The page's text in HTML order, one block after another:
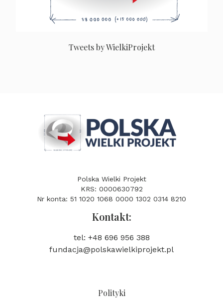
Tweets by WielkiProjekt
Polska Wielki Projekt
KRS: 0000630792
Nr konta: 51 1020 1068 0000 1302 0314 8210
Kontakt:
tel: +48 696 956 388
fundacja@polskawielkiprojekt.pl
Polityki